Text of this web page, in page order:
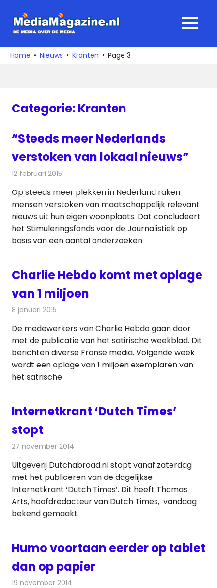
naar
media
over
MENU
Home Nieuws Kranten Page 3
Categorie: Kranten
“Steeds meer Nederlands
verstoken van lokaal nieuws”
12 februari 2015
Op steeds meer plekken in Nederland raken
mensen verstoken van maatschappelijk relevant
nieuws uit hun eigen woonplaats. Dat concludeert
het Stimuleringsfonds voor de Journalistiek op
basis van een aantal onderzoeken
Charlie Hebdo komt met oplage
van 1 miljoen
8 januari 2015
De medewerkers van Charlie Hebdo gaan door
met de publicatie van het satirische weekblad. Dit
berichten diverse Franse media. Volgende week
wordt een oplage van 1 miljoen exemplaren van
het satrische
Internetkrant ‘Dutch Times’
stopt
27 november 2014
Uitgeverij Dutchabroad.nl stopt vanaf zaterdag
met het publiceren van de dagelijkse
Internetkrant ‘Dutch Times’. Dit heeft Thomas
Arts, hoofdredacteur van Dutch Times, vandaag
bekend gemaakt.
Humo voortaan eerder op tablet
dan op papier
19 november 2014